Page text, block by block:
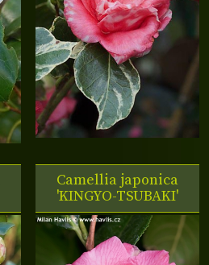
Camellia japonica
'KINGYO-TSUBAKI'